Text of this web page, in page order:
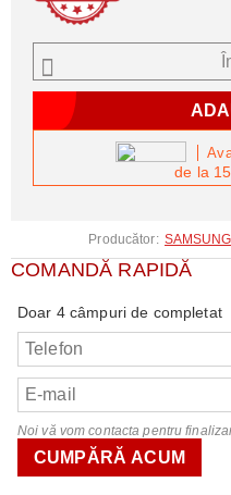
Producător: SAMSUNG
COMANDĂ RAPIDĂ
Doar 4 câmpuri de completat
Noi vă vom contacta pentru
de la